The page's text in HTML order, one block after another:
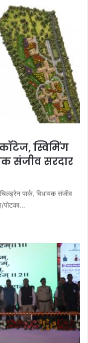
स्विमिंग
संजीव सरदार
पार्क, विधायक संजीव
पोटका…